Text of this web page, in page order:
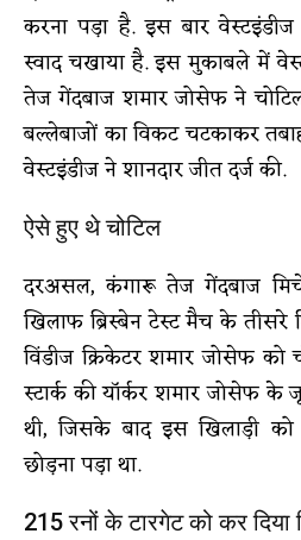
करना पड़ा है. इस बार
स्वाद चखाया है. इस मुकाबले में
तेज गेंदबाज शमार जोसेफ ने
बल्लेबाजों का विकट चटकाकर
वेस्टइंडीज ने शानदार जीत दर्ज की.
ऐसे हुए थे चोटिल
दरअसल, कंगारू तेज गेंदबाज
खिलाफ ब्रिस्बेन टेस्ट मैच के
विंडीज क्रिकेटर शमार जोसेफ को
स्टार्क की यॉर्कर शमार जोसेफ
थी, जिसके बाद इस खिलाड़ी
छोड़ना पड़ा था.
215 रनों के टारगेट को कर